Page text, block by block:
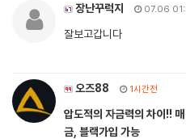
장난꾸럭지 07.06
잘보고갑니다
오즈88 1시간전
압도적의 자금력의 차이!!
금, 블랙가입 가능